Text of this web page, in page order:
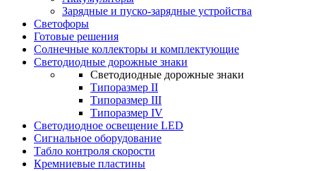
Зарядные и пуско-зарядные устройства
Светофоры
Готовые решения
Солнечные коллекторы и комплектующие
Светодиодные дорожные знаки
Светодиодные дорожные знаки
Типоразмер II
Типоразмер III
Типоразмер IV
Светодиодное освещение LED
Сигнальное оборудование
Табло контроля скорости
Кремниевые пластины